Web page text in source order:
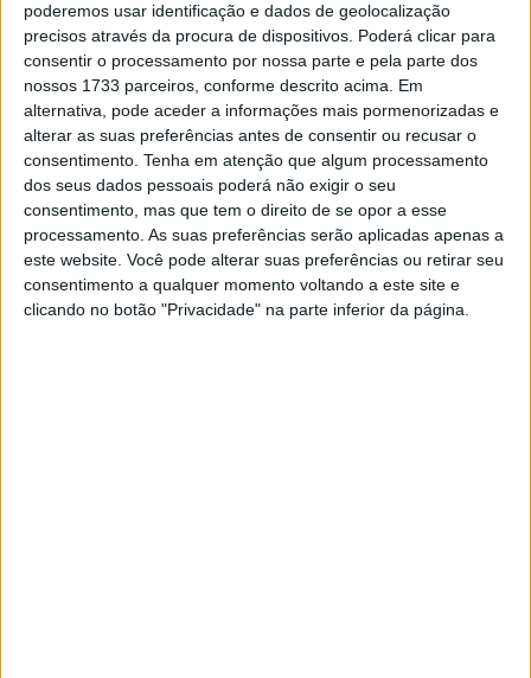
poderemos usar identificação e dados de geolocalização
precisos através da procura de dispositivos. Poderá clicar para
consentir o processamento por nossa parte e pela parte dos
nossos 1733 parceiros, conforme descrito acima. Em
alternativa, pode aceder a informações mais pormenorizadas e
alterar as suas preferências antes de consentir ou recusar o
consentimento. Tenha em atenção que algum processamento
dos seus dados pessoais poderá não exigir o seu
consentimento, mas que tem o direito de se opor a esse
processamento. As suas preferências serão aplicadas apenas a
este website. Você pode alterar suas preferências ou retirar seu
consentimento a qualquer momento voltando a este site e
clicando no botão "Privacidade" na parte inferior da página.
O Francês substitui Bastien Mackels, que vai competir no
campeonato alemão IDM no mesmo fim-de-semana.
A equipa 18 Sapeurs-Pompiers CMS Motostore ajustou a
sua inscrição para libertar Bastien Mackels.